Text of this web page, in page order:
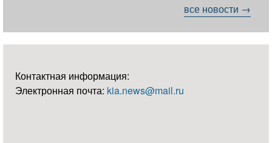
все новости →
Контактная информация:
Электронная почта: kia.news@mail.ru